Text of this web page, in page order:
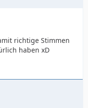
richtige Stimmen
haben xD